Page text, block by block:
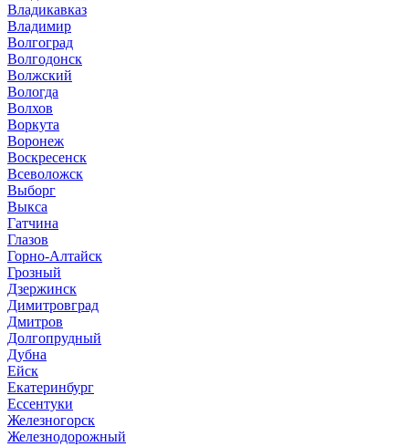
Владикавказ
Владимир
Волгоград
Волгодонск
Волжский
Вологда
Волхов
Воркута
Воронеж
Воскресенск
Всеволожск
Выборг
Выкса
Гатчина
Глазов
Горно-Алтайск
Грозный
Дзержинск
Димитровград
Дмитров
Долгопрудный
Дубна
Ейск
Екатеринбург
Ессентуки
Железногорск
Железнодорожный